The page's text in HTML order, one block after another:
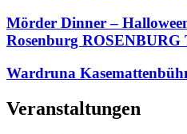
Mörder Dinner –
Rosenburg ROSENBURG
Wardruna
Veranstaltungen